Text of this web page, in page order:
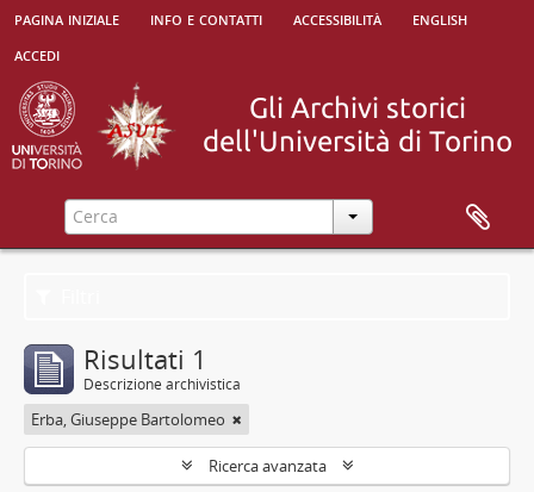
pagina iniziale info e contatti accessibilità
english
accedi
Risultati 1
Descrizione archivistica
Erba, Giuseppe Bartolomeo
Ricerca avanzata